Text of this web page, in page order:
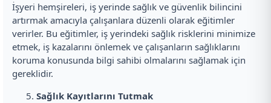
İşyeri hemşireleri, iş yerinde sağlık ve güvenlik bilincini
artırmak amacıyla çalışanlara düzenli olarak eğitimler
verirler. Bu eğitimler, iş yerindeki sağlık risklerini minimize
etmek, iş kazalarını önlemek ve çalışanların sağlıklarını
koruma konusunda bilgi sahibi olmalarını sağlamak için
gereklidir.
Sağlık Kayıtlarını Tutmak